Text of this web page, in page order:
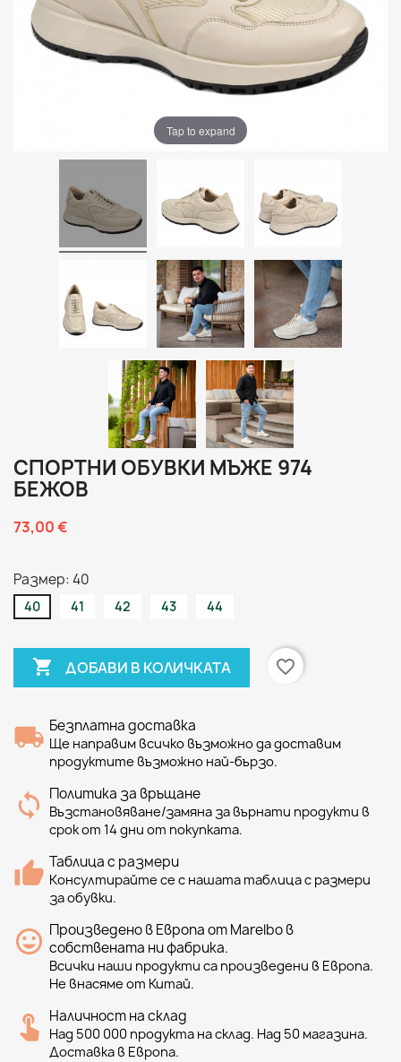
Tap to expand
СПОРТНИ ОБУВКИ МЪЖЕ 974
БЕЖОВ
73,00 €
Размер: 40
40 41 42 43 44
 ДОБАВИ В КОЛИЧКАТА favorite_border
Безплатна доставка
Ще направим всичко възможно да доставим
продуктите възможно най-бързо.
Политика за връщане
Възстановяване/замяна за върнати продукти в
срок от 14 дни от покупката.
Таблица с размери
Консултирайте се с нашата таблица с размери
за обувки.
Произведено в Европа от Marelbo в
собствената ни фабрика.
Всички наши продукти са произведени в Европа.
Не внасяме от Китай.
Наличност на склад
Над 500 000 продукта на склад. Над 50 магазина.
Доставка в Европа.